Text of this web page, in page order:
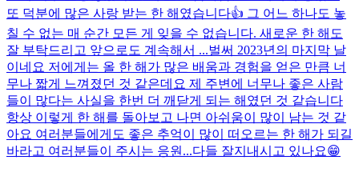
또 덕분에 많은 사랑 받는 한 해였습니다👍 그 어느 하나도 놓
칠 수 없는 매 순간 모든 게 잊을 수 없습니다. 새로운 한 해도
잘 부탁드리고 앞으로도 계속해서 ...벌써 2023년의 마지막 날
이네요 저에게는 올 한 해가 많은 배움과 경험을 얻은 만큼 너
무나 짧게 느껴졌던 것 같은데요 제 주변에 너무나 좋은 사람
들이 많다는 사실을 한번 더 깨닫게 되는 해였던 것 같습니다
항상 이렇게 한 해를 돌아보고 나면 아쉬움이 많이 남는 것 같
아요 여러분들에게도 좋은 추억이 많이 떠오르는 한 해가 되길
바라고 여러분들이 주시는 응원...다들 잘지내시고 있나요😁